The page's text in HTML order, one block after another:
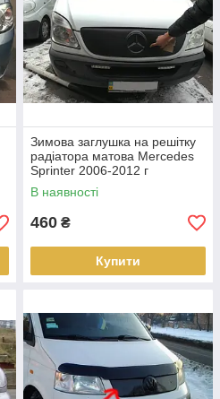
Зимова заглушка на решітку
радіатора матова Mercedes
Sprinter 2006-2012 г
В наявності
460 ₴
Купити